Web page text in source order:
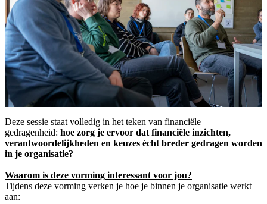
Deze sessie staat volledig in het teken van financiële
gedragenheid: hoe zorg je ervoor dat financiële inzichten,
verantwoordelijkheden en keuzes écht breder gedragen worden
in je organisatie?
Waarom is deze vorming interessant voor jou?
Tijdens deze vorming verken je hoe je binnen je organisatie werkt
aan: